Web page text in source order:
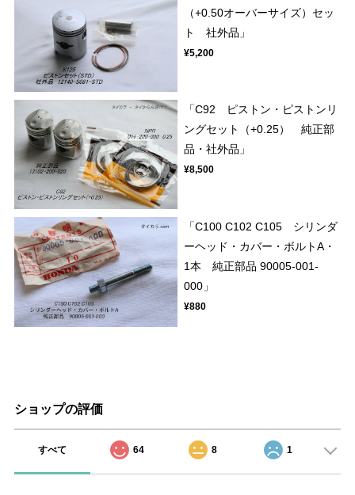
（+0.50オーバーサイズ）セッ
ト 社外品」
¥5,200
「C92 ピストン・ピストンリ
ングセット（+0.25） 純正部
品・社外品」
¥8,500
「C100 C102 C105 シリンダ
ーヘッド・カバー・ボルトA・
1本 純正部品 90005-001-
000」
¥880
ショップの評価
すべて 64 8 1